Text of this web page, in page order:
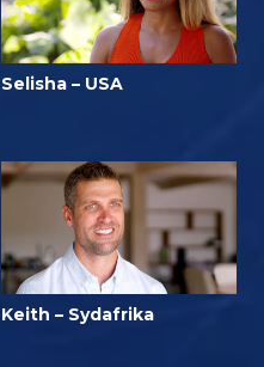
Selisha – USA
Keith – Sydafrika